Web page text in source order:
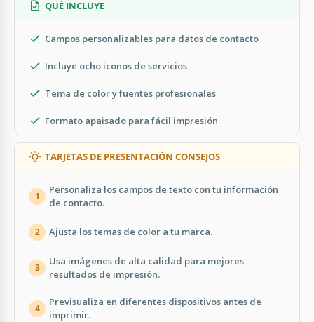
QUÉ INCLUYE
Campos personalizables para datos de contacto
Incluye ocho iconos de servicios
Tema de color y fuentes profesionales
Formato apaisado para fácil impresión
TARJETAS DE PRESENTACIÓN CONSEJOS
1
Personaliza los campos de texto con tu información
de contacto.
2 Ajusta los temas de color a tu marca.
3
Usa imágenes de alta calidad para mejores
resultados de impresión.
4
Previsualiza en diferentes dispositivos antes de
imprimir.